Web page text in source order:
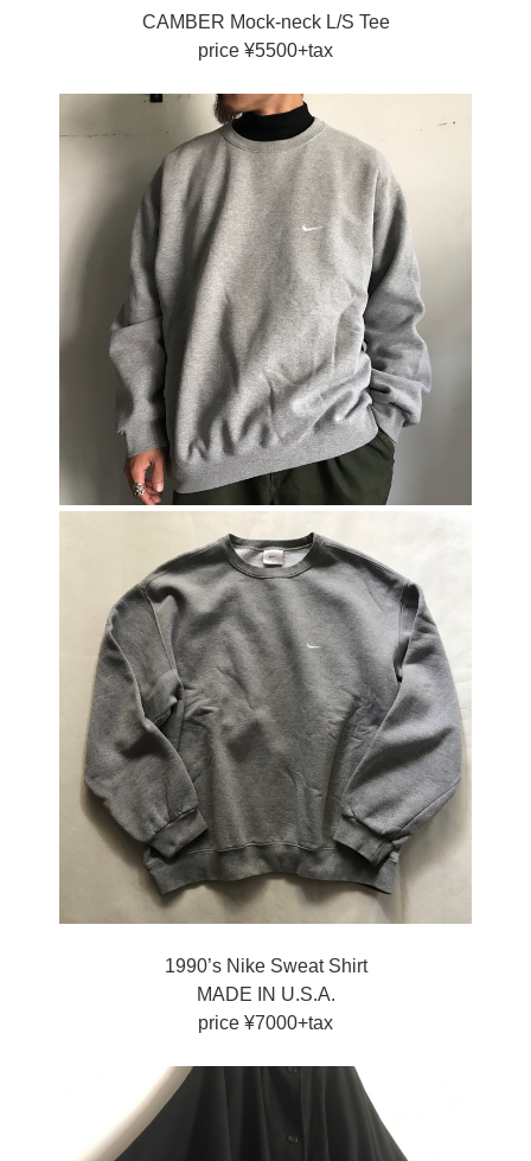
CAMBER Mock-neck L/S Tee
price ¥5500+tax
1990’s Nike Sweat Shirt
MADE IN U.S.A.
price ¥7000+tax